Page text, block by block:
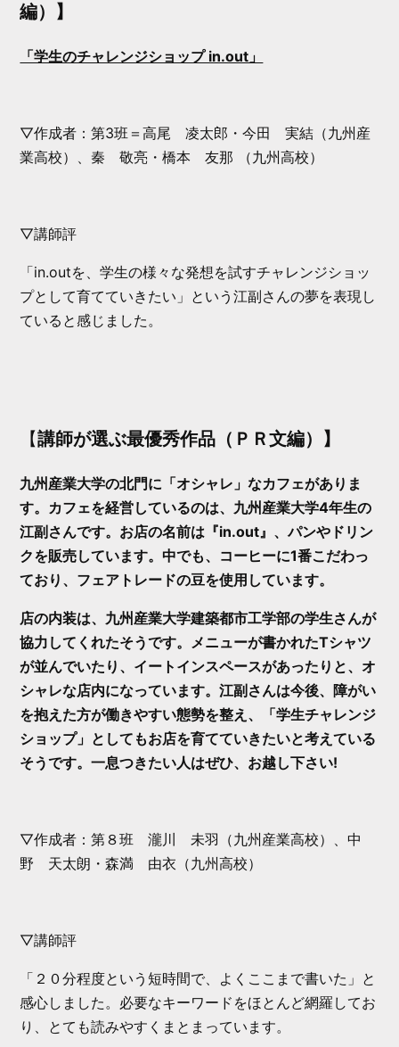
編）】
「学生のチャレンジショップ in.out」
▽作成者：第3班＝高尾 凌太郎・今田 実結（九州産
業高校）、秦 敬亮・橋本 友那 （九州高校）
▽講師評
「in.outを、学生の様々な発想を試すチャレンジショッ
プとして育てていきたい」という江副さんの夢を表現し
ていると感じました。
【講師が選ぶ最優秀作品（ＰＲ文編）】
九州産業大学の北門に「オシャレ」なカフェがありま
す。カフェを経営しているのは、九州産業大学4年生の
江副さんです。お店の名前は『in.out』、パンやドリン
クを販売しています。中でも、コーヒーに1番こだわっ
ており、フェアトレードの豆を使用しています。
店の内装は、九州産業大学建築都市工学部の学生さんが
協力してくれたそうです。メニューが書かれたTシャツ
が並んでいたり、イートインスペースがあったりと、オ
シャレな店内になっています。江副さんは今後、障がい
を抱えた方が働きやすい態勢を整え、「学生チャレンジ
ショップ」としてもお店を育てていきたいと考えている
そうです。一息つきたい人はぜひ、お越し下さい!
▽作成者：第８班 瀧川 未羽（九州産業高校）、中
野 天太朗・森満 由衣（九州高校）
▽講師評
「２０分程度という短時間で、よくここまで書いた」と
感心しました。必要なキーワードをほとんど網羅してお
り、とても読みやすくまとまっています。